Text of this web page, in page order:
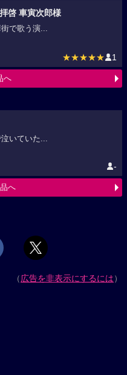
啓 車寅次郎様
で歌う演...
★★★★★ 1
へ
いていた...
-
へ
（広告を非表示にするには）